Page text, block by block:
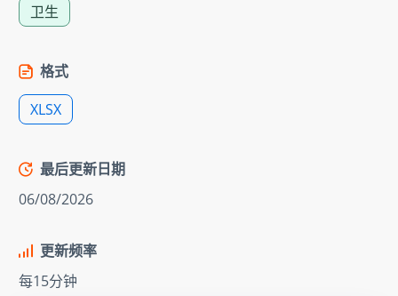
卫生
格式
XLSX
最后更新日期
06/08/2026
更新频率
每15分钟